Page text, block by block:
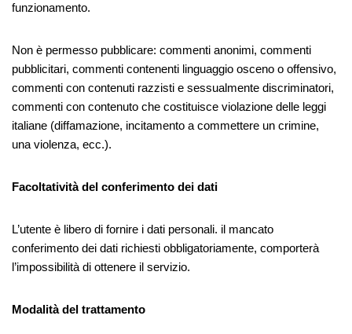
funzionamento.
Non è permesso pubblicare: commenti anonimi, commenti
pubblicitari, commenti contenenti linguaggio osceno o offensivo,
commenti con contenuti razzisti e sessualmente discriminatori,
commenti con contenuto che costituisce violazione delle leggi
italiane (diffamazione, incitamento a commettere un crimine,
una violenza, ecc.).
Facoltatività del conferimento dei dati
L’utente è libero di fornire i dati personali. il mancato
conferimento dei dati richiesti obbligatoriamente, comporterà
l’impossibilità di ottenere il servizio.
Modalità del trattamento